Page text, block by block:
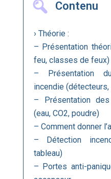
Contenu
› Théorie :
– Présentation
feu, classes de feux)
– Présentation
incendie
– Présentation
(eau, CO2, poudre)
– Comment donner
– Détection
tableau)
– Portes anti-